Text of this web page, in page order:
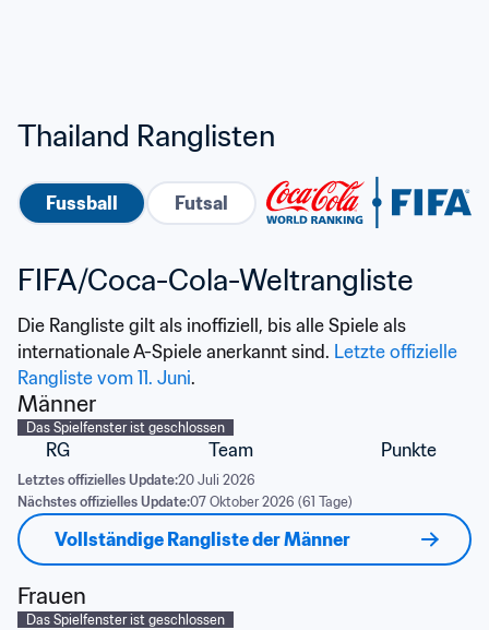
Thailand Ranglisten
Fussball Futsal
FIFA/Coca-Cola-Weltrangliste
Die Rangliste gilt als inoffiziell, bis alle Spiele als
internationale A-Spiele anerkannt sind. Letzte offizielle
Rangliste vom 11. Juni.
Männer
Das Spielfenster ist geschlossen
RG Team Punkte
Letztes offizielles Update:20 Juli 2026
Nächstes offizielles Update:07 Oktober 2026 (61 Tage)
Vollständige Rangliste der Männer
Frauen
Das Spielfenster ist geschlossen